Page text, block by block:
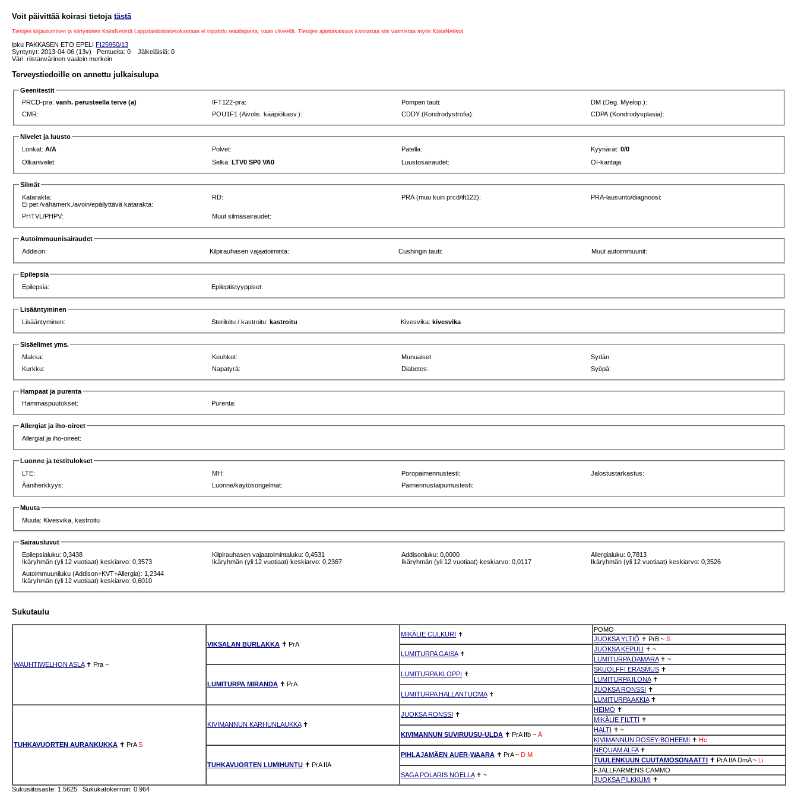
Voit päivittää koirasi tietoja tästä
Tietojen kirjautuminen ja siirtyminen KoiraNetistä Lappalaiskoiratietokantaan ei tapahdu reaaliajassa, vaan viiveellä. Tietojen ajantasaisuus kannattaa siis varmistaa myös KoiraNetistä.
lpku PAKKASEN ETO EPELI FI25950/13
Syntynyt: 2013-04-06 (13v) Pentueita: 0 Jälkeläisiä: 0
Väri: riistanvärinen vaalein merkein
Terveystiedoille on annettu julkaisulupa
Geenitestit
PRCD-pra:vanh. perusteella terve (a) IFT122-pra: Pompen tauti:
DM (Deg. Myelop.):
CMR:
POU1F1 (Aivolis. kääpiökasv.): CDDY (Kondrodystrofia): CDPA (Kondrodysplasia):
Nivelet ja luusto
Lonkat:A/A Polvet: Patella: Kyynärät:0/0
Olkanivelet:
Selkä:LTV0 SP0 VA0 Luustosairaudet: OI-kantaja:
Silmät
Katarakta:
Ei per./vähämerk./avoin/epäilyttävä katarakta:
RD: PRA (muu kuin prcd/ift122): PRA-lausunto/diagnoosi:
PHTVL/PHPV: Muut silmäsairaudet:
Autoimmuunisairaudet
Addison:
Kilpirauhasen vajaatoiminta: Cushingin tauti: Muut autoimmuunit:
Epilepsia
Epilepsia:
Epileptistyyppiset:
Lisääntyminen
Lisääntyminen:
Steriloitu / kastroitu:kastroitu Kivesvika:kivesvika
Sisäelimet yms.
Maksa:
Keuhkot: Munuaiset:
Sydän:
Kurkku:
Napatyrä: Diabetes: Syöpä:
Hampaat ja purenta
Hammaspuutokset:
Purenta:
Allergiat ja iho-oireet
Allergiat ja iho-oireet:
Luonne ja testitulokset
LTE:
MH: Poropaimennustesti:
Jalostustarkastus:
Ääniherkkyys:
Luonne/käytösongelmat: Paimennustaipumustesti:
Muuta
Muuta: Kivesvika, kastroitu
Sairausluvut
Epilepsialuku: 0,3438
Ikäryhmän (yli 12 vuotiaat) keskiarvo: 0,3573
Kilpirauhasen vajaatoimintaluku: 0,4531
Ikäryhmän (yli 12 vuotiaat) keskiarvo: 0,2367
Addisonluku: 0,0000
Ikäryhmän (yli 12 vuotiaat) keskiarvo: 0,0117
Allergialuku: 0,7813
Ikäryhmän (yli 12 vuotiaat) keskiarvo: 0,3526
Autoimmuuniluku (Addison+KVT+Allergia): 1,2344
Ikäryhmän (yli 12 vuotiaat) keskiarvo: 0,6010
Sukutaulu
WAUHTIWELHON ASLA✝ Pra ~
VIKSALAN BURLAKKA ✝ PrA
MIKÄLIE CULKURI ✝
POMO
JUOKSA YLTIÖ ✝ PrB ~ S
LUMITURPA GAISA✝
JUOKSA KEPULI ✝ ~
LUMITURPA DAMARA✝ ~
LUMITURPA MIRANDA ✝ PrA
LUMITURPA KLOPPI ✝
SKUOLFFI ERASMUS ✝
LUMITURPA ILONA✝
LUMITURPA HALLANTUOMA✝
JUOKSA RONSSI ✝
LUMITURPA AKKIA✝
TUHKAVUORTEN AURANKUKKA ✝ PrA S
KIVIMANNUN KARHUNLAUKKA✝
JUOKSA RONSSI ✝
HEIMO ✝
MIKÄLIE FILTTI ✝
KIVIMANNUN SUVIRUUSU-ULDA ✝ PrA Ifb ~ Ä
HALTI ✝ ~
KIVIMANNUN ROSEY-BOHEEMI ✝ Hc
TUHKAVUORTEN LUMIHUNTU ✝ PrA IfA
PIHLAJAMÄEN AUER-WAARA ✝ PrA ~ D M
NEQUAM ALFA✝
TUULENKUUN CUUTAMOSONAATTI ✝ PrA IfA DmA ~ Li
SAGA POLARIS NOELLA✝ ~
FJÄLLFARMENS CAMMO
JUOKSA PILKKUMI ✝
Sukusiitosaste: 1.5625 Sukukatokerroin: 0.964